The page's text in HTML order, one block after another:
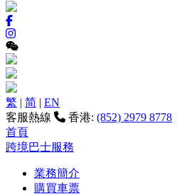
繁 | 简 | EN
客服熱線
香港: (852) 2979 8778
首頁
跨境巴士服務
業務簡介
購買車票